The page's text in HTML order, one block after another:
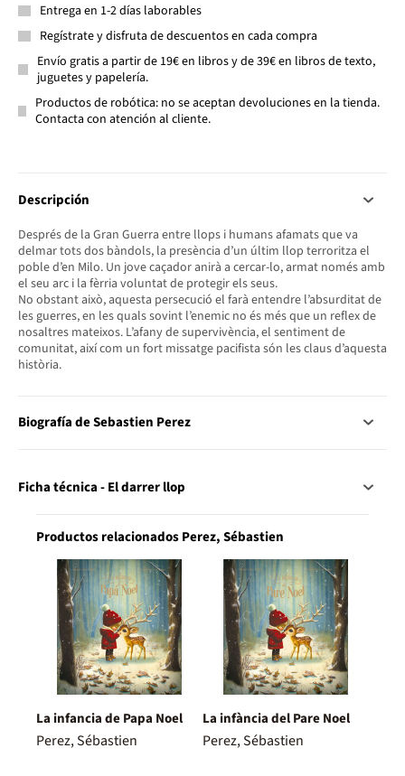
Entrega en 1-2 días laborables
Regístrate y disfruta de descuentos en cada compra
Envío gratis a partir de 19€ en libros y de 39€ en libros de texto,
juguetes y papelería.
Productos de robótica: no se aceptan devoluciones en la tienda.
Contacta con atención al cliente.
Descripción
Després de la Gran Guerra entre llops i humans afamats que va
delmar tots dos bàndols, la presència d’un últim llop terroritza el
poble d’en Milo. Un jove caçador anirà a cercar-lo, armat només amb
el seu arc i la fèrria voluntat de protegir els seus.
No obstant això, aquesta persecució el farà entendre l’absurditat de
les guerres, en les quals sovint l’enemic no és més que un reflex de
nosaltres mateixos. L’afany de supervivència, el sentiment de
comunitat, així com un fort missatge pacifista són les claus d’aquesta
història.
Biografía de Sebastien Perez
Ficha técnica - El darrer llop
Productos relacionados Perez, Sébastien
La infancia de Papa Noel
Perez, Sébastien
La infància del Pare Noel
Perez, Sébastien